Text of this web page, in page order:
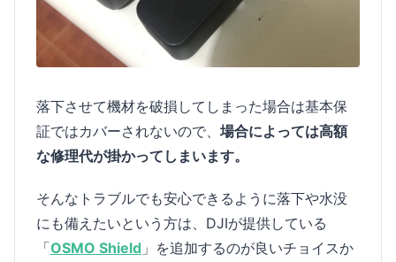
落下させて機材を破損してしまった場合は基本保
証ではカバーされないので、 場合によっては高額
な修理代が掛かってしまいます。
そんなトラブルでも安心できるように落下や水没
にも備えたいという方は、DJIが提供している
「OSMO Shield 」を追加するのが良いチョイスか